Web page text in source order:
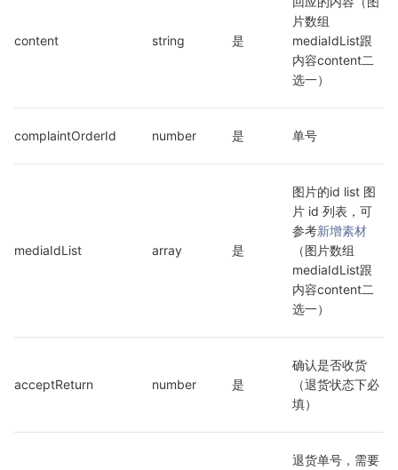
content string 是
片数组
mediaIdList跟
内容content二
选一）
complaintOrderId number 是 单号
mediaIdList array 是
图片的id list 图
片 id 列表，可
参考新增素材
（图片数组
mediaIdList跟
内容content二
选一）
acceptReturn number 是
确认是否收货
（退货状态下必
填）
退货单号，需要